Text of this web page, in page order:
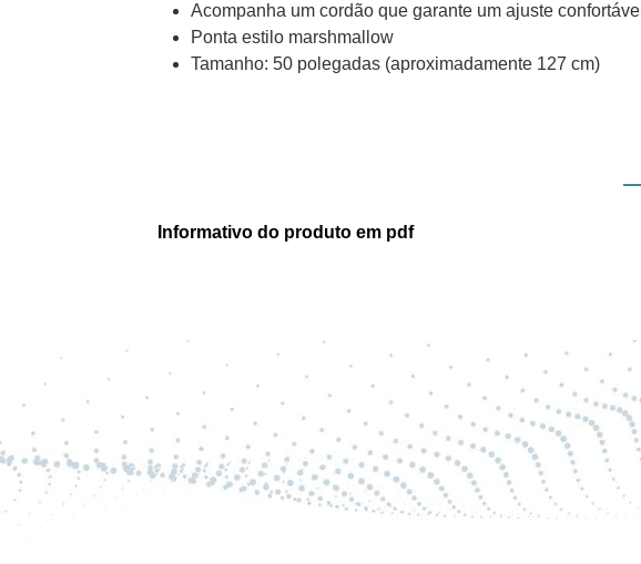
Acompanha um cordão que garante um ajuste confortável
Ponta estilo marshmallow
Tamanho: 50 polegadas (aproximadamente 127 cm)
Informativo do produto em pdf